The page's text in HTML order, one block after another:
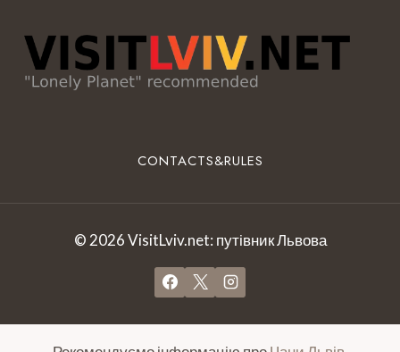
CONTACTS&RULES
© 2026 VisitLviv.net: путівник Львова